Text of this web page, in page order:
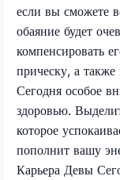
если вы сможете
обаяние будет
компенсировать
прическу, а
Сегодня особое
здоровью.
которое
пополнит вашу
Карьера Девы